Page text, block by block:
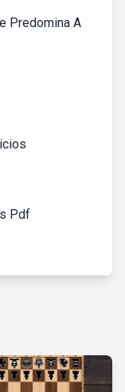
Predomina A
Pdf